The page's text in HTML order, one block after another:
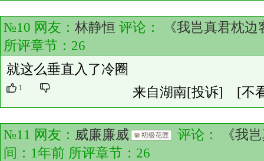
№10 网友： 林静恒 评论：
《我岂真君枕边
所评章节： 26
就这么垂直入了冷圈
1 来自湖南[投诉] [不
№11 网友： 威廉廉威 评论：
《我
间：1年前 所评章节： 26